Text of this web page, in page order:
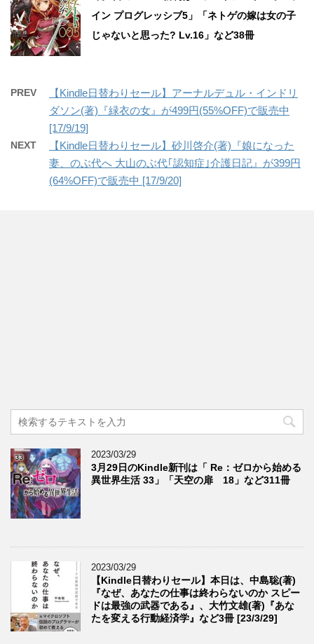
イン プログレッシブ5」「ネトゲの嫁は女の子
じゃないと思った? Lv.16」など38冊
PREV
【Kindle日替わりセール】アーナルデュル・インドリ
ダソン(著)『緑衣の女』が499円(55%OFF)で販売中
[17/9/19]
NEXT
【Kindle日替わりセール】砂川啓介(著)『娘になった
妻、のぶ代へ 大山のぶ代｢認知症｣介護日記』が399円
(64%OFF)で販売中 [17/9/20]
2023/03/29
3月29日のKindle新刊は「 Re：ゼロから始める
異世界生活 33」「天空の扉 18」など311冊
2023/03/29
【Kindle日替わりセール】本日は、中島聡(著)
『なぜ、あなたの仕事は終わらないのか スピー
ドは最強の武器である』、大竹文雄(著)『あな
たを変える行動経済学』など3冊 [23/3/29]